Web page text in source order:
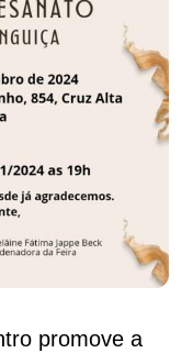
promove a